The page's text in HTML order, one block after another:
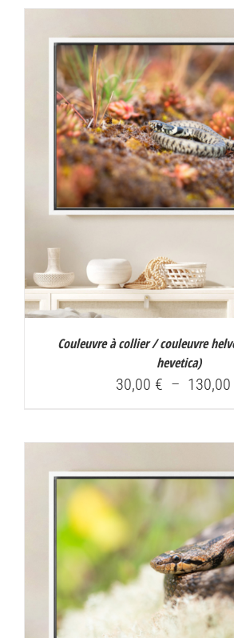
Couleuvre à collier / couleuvre
hevetica)
30,00 € – 130,00